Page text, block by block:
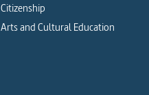
Citizenship
Arts and Cultural Education